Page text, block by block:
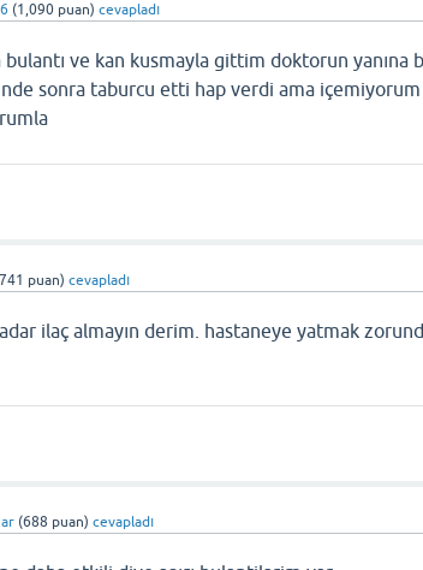
(1,090 puan) cevapladı
bulantı ve kan kusmayla gittim doktorun yanına
sonra taburcu etti hap verdi ama içemiyorum
741 puan) cevapladı
ilaç almayın derim. hastaneye yatmak
(688 puan) cevapladı